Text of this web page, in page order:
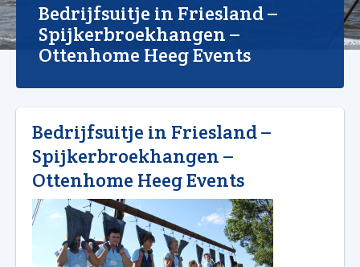
Bedrijfsuitje in Friesland –
Spijkerbroekhangen –
Ottenhome Heeg Events
Bedrijfsuitje in Friesland –
Spijkerbroekhangen –
Ottenhome Heeg Events